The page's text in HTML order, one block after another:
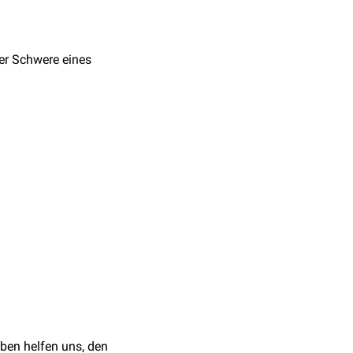
Schwere eines
und 10 (stärkstes
large vessel
helfen uns, den